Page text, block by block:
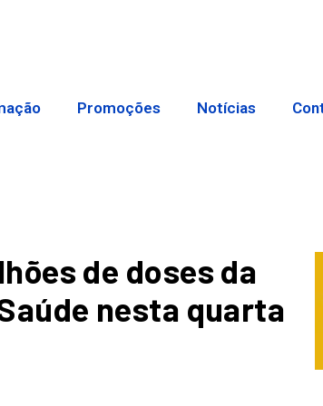
Promoções Notícias
de doses da
nesta quarta